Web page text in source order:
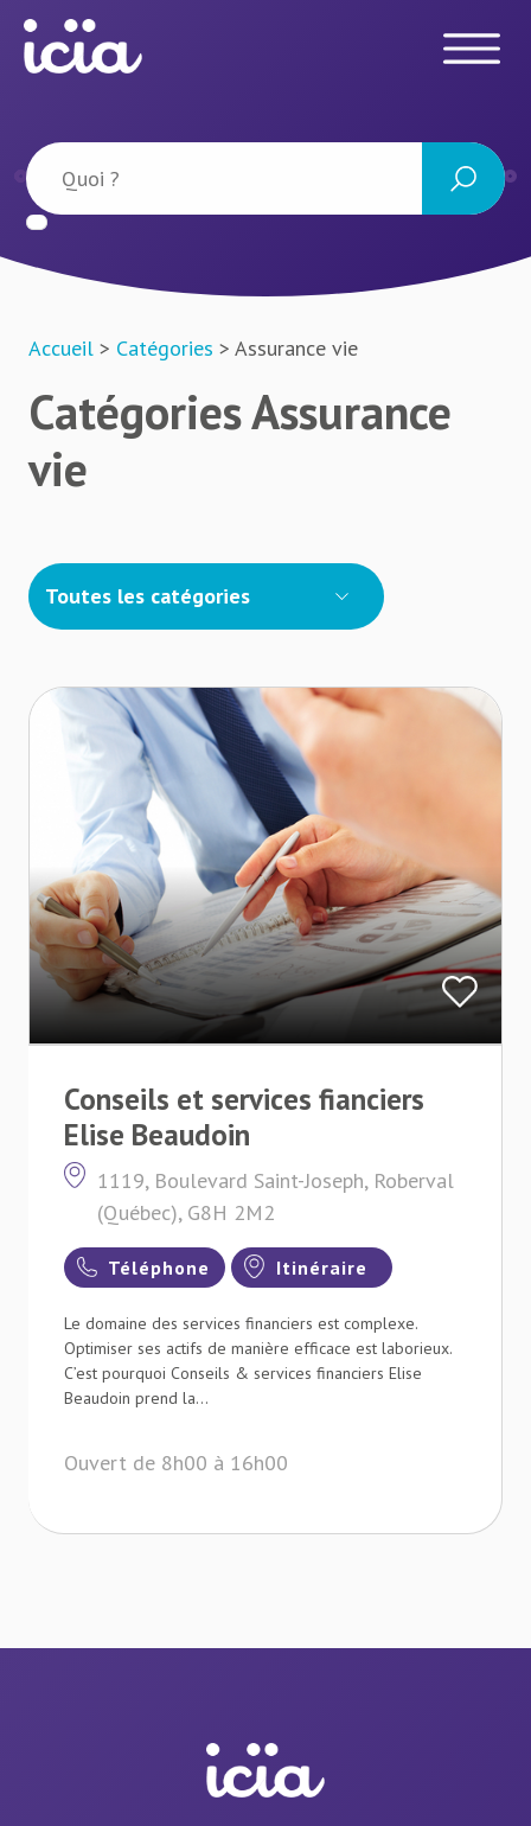
Accueil > Catégories > Assurance vie
Catégories Assurance
vie
Toutes les catégories
Conseils et services fianciers
Elise Beaudoin
1119, Boulevard Saint-Joseph, Roberval
(Québec), G8H 2M2
Téléphone Itinéraire
Le domaine des services financiers est complexe.
Optimiser ses actifs de manière efficace est laborieux.
C’est pourquoi Conseils & services financiers Elise
Beaudoin prend la...
Ouvert de 8h00 à 16h00